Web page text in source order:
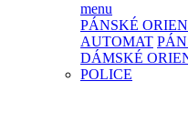
menu
PÁNSKÉ
AUTOMAT
DÁMSKÉ
POLICE